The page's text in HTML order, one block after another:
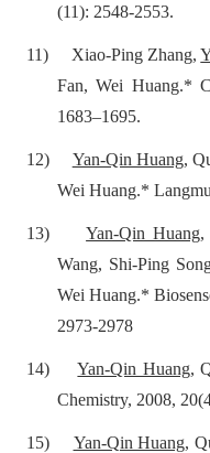
(11): 2548-2553.
11) Xiao-Ping Zhang,
Fan, Wei Huang.*
1683–1695.
12) Yan-Qin Huang,
Wei Huang.*
13) Yan-Qin Huang,
Wang, Shi-Ping
Wei Huang.*
2973-2978
14) Yan-Qin Huang,
Chemistry, 2008,
15) Yan-Qin Huang,